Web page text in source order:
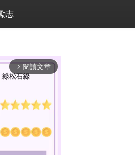
志
arrow_forward_ios 閱讀文章